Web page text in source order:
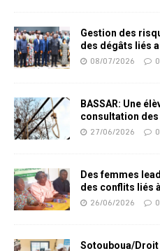
Gestion des
des dégâts liés
08/07/2026
BASSAR: Une
consultation des
27/06/2026
Des femmes
des conflits liés
26/06/2026
Sotouboua/Droit